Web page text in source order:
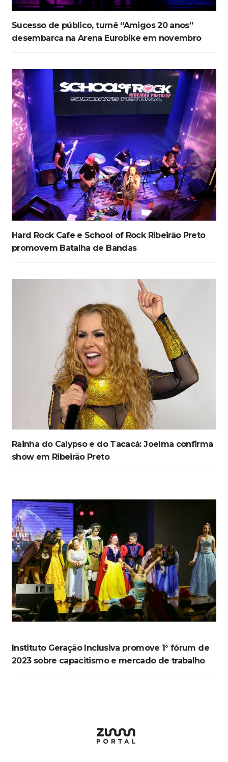
Sucesso de público, turnê “Amigos 20 anos”
desembarca na Arena Eurobike em novembro
Hard Rock Cafe e School of Rock Ribeirão Preto
promovem Batalha de Bandas
Rainha do Calypso e do Tacacá: Joelma confirma
show em Ribeirão Preto
Instituto Geração Inclusiva promove 1° fórum de
2023 sobre capacitismo e mercado de trabalho